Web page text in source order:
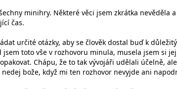
minihry. Některé věci jsem zkrátka nevěděla
čas.
určité otázky, aby se člověk dostal buď k
toto vše v rozhovoru minula, musela jsem si
Chápu, že to tak vývojáři udělali účelně,
bože, když mi ten rozhovor nevyjde ani